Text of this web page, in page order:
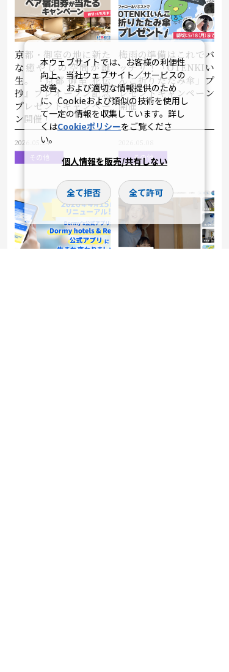
京都・御室の地に新た
な癒やしの空間が誕
生。『京都 御室 花伝
抄』プレオープン記念
プレゼントキャンペー
ン開催！
2026.05.24
その他
梅雨の準備はこれでバ
ッチリ！「OTENKIい
んこ折りたたみ傘」プ
レゼントキャンペーン
開催
その他
本ウェブサイトでは、お客様の利便性
向上、当社ウェブサイト／サービスの
改善、および適切な情報提供のため
に、Cookieおよび類似の技術を使用し
て一定の情報を収集しています。詳し
くはCookieポリシーをご覧くださ
い。
個人情報を販売/共有しない
全て拒否 全て許可